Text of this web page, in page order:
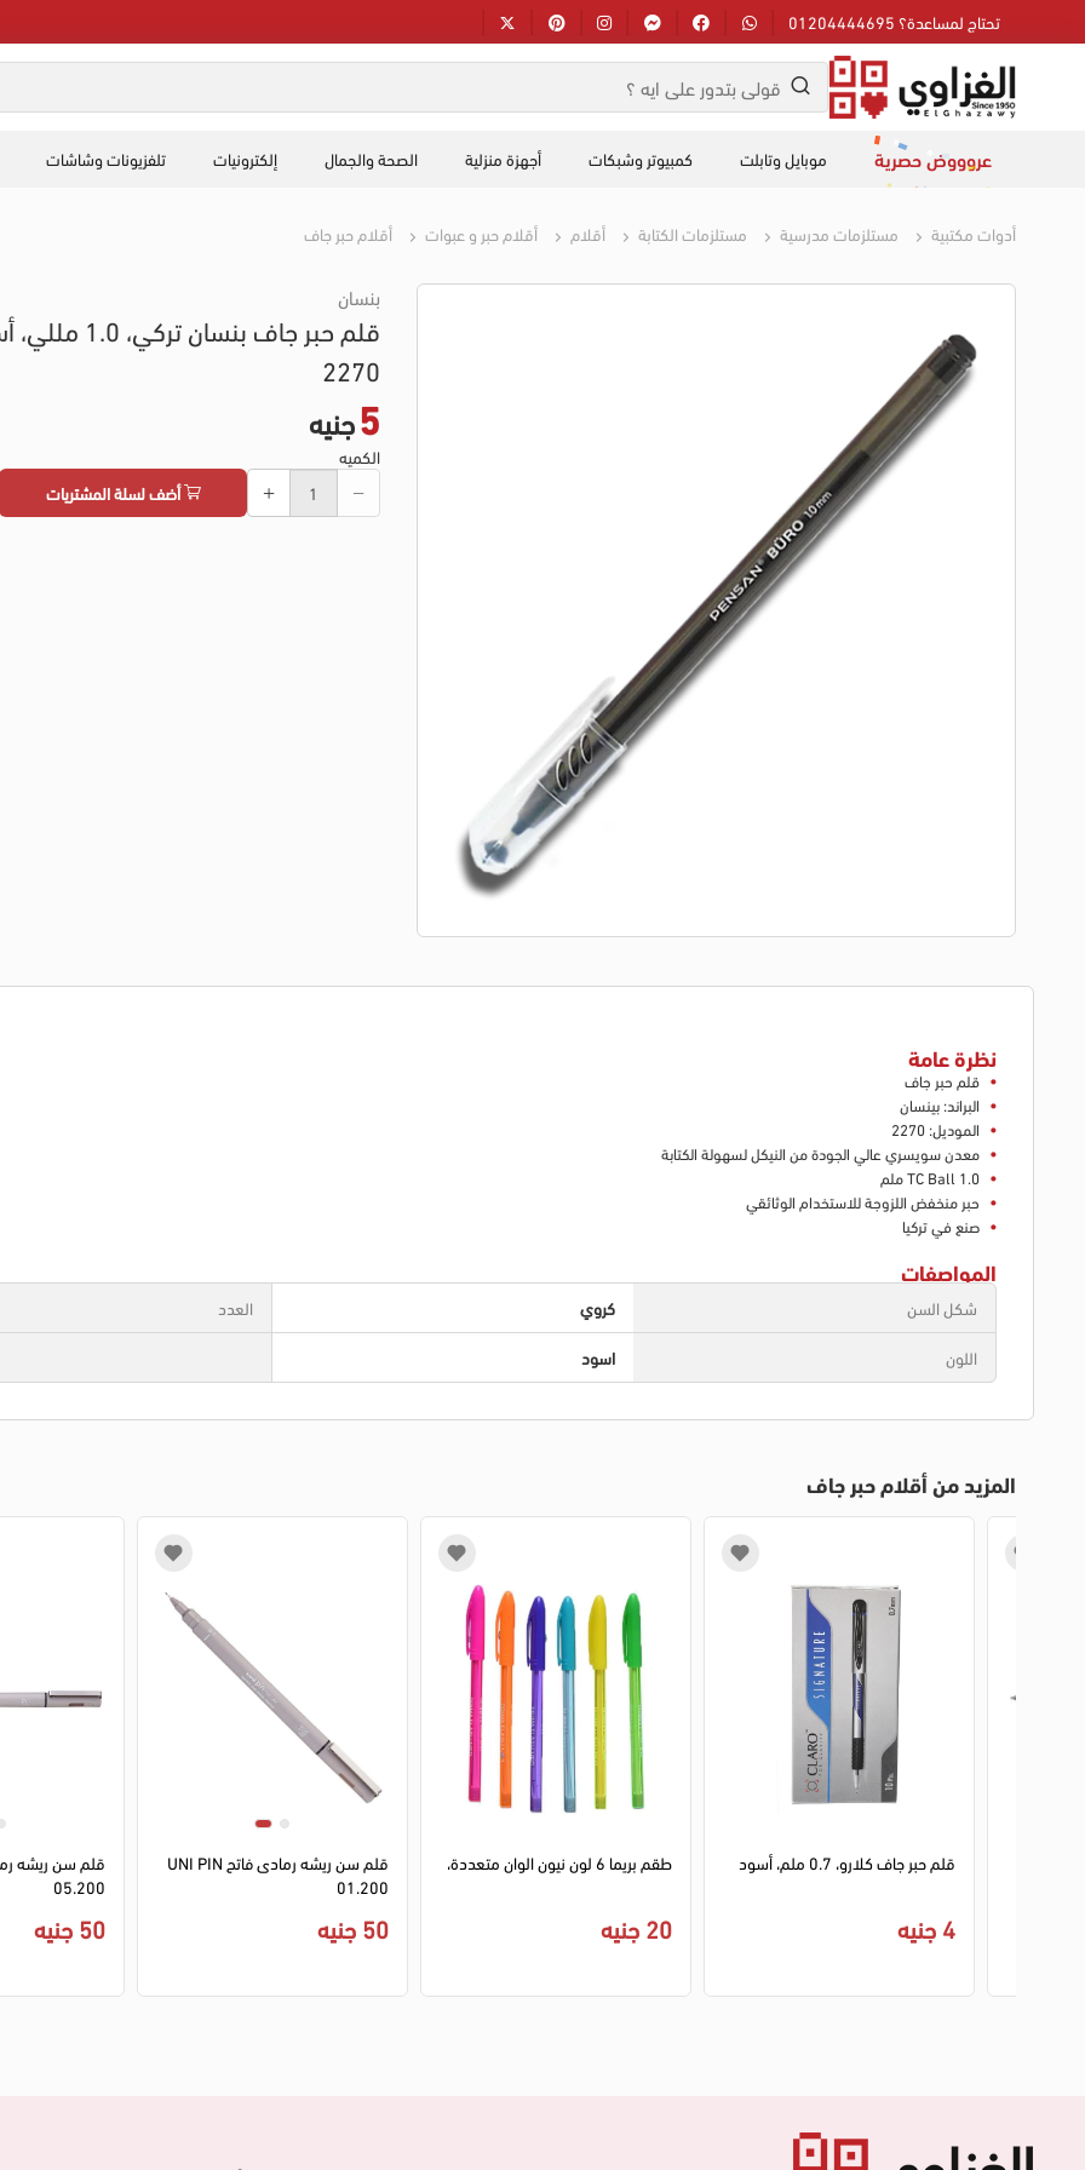
تحتاج لمساعدة؟ 01204444695
عروووض حصرية موبايل وتابلت كمبيوتر وشبكات أجهزة منزلية الصحة والجمال إلكترونيات تلفزيونات وشاشات
أدوات مكتبية مستلزمات مدرسية مستلزمات الكتابة أقلام أقلام حبر و عبوات أقلام حبر جاف
بنسان
قلم حبر جاف بنسان
2270
5جنيه
الكميه
أضف لسلة المشتريات
نظرة عامة
قلم حبر جاف
البراند: بينسان
الموديل: 2270
معدن سويسري عالي الجودة من النيكل لسهولة الكتابة
TC Ball 1.0 ملم
حبر منخفض اللزوجة للاستخدام الوثائقي
صنع في تركيا
المواصفات
شكل السن كروي
العدد
اللون
اسود
المزيد من أقلام حبر جاف
05.200
50 جنيه
قلم سن ريشه رمادى فاتح UNI PIN
01.200
50 جنيه
طقم بريما 6 لون نيون الوان متعددة،
20 جنيه
قلم حبر جاف كلارو، 0.7 ملم، أسود
4 جنيه
1